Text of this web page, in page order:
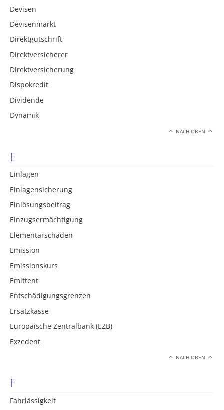
Devisen
Devisenmarkt
Direktgutschrift
Direktversicherer
Direktversicherung
Dispokredit
Dividende
Dynamik
NACH OBEN
E
Einlagen
Einlagensicherung
Einlösungsbeitrag
Einzugsermächtigung
Elementarschäden
Emission
Emissionskurs
Emittent
Entschädigungsgrenzen
Ersatzkasse
Europäische Zentralbank (EZB)
Exzedent
NACH OBEN
F
Fahrlässigkeit